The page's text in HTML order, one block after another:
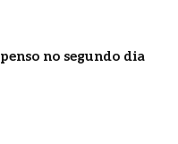
no segundo dia